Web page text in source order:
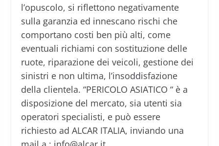
l’opuscolo, si riflettono negativamente
sulla garanzia ed innescano rischi che
comportano costi ben più alti, come
eventuali richiami con sostituzione delle
ruote, riparazione dei veicoli, gestione dei
sinistri e non ultima, l’insoddisfazione
della clientela. “PERICOLO ASIATICO “ è a
disposizione del mercato, sia utenti sia
operatori specialisti, e può essere
richiesto ad ALCAR ITALIA, inviando una